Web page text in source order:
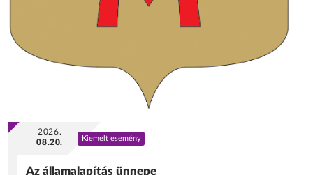
2026.
08.20.
Kiemelt esemény
Az államalapítás ünnepe